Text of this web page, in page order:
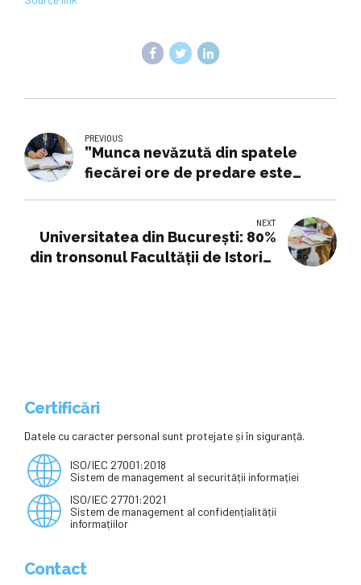
PREVIOUS
”Munca nevăzută din spatele
fiecărei ore de predare este
NEXT
Universitatea din București: 80%
din tronsonul Facultății de Istorie,
Certificări
Datele cu caracter personal sunt protejate și în siguranță.
ISO/IEC 27001:2018
Sistem de management al securității informației
ISO/IEC 27701:2021
Sistem de management al confidențialității
informațiilor
Contact